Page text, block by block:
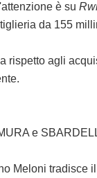
è su
da 155
agli
e
Meloni tradisce il